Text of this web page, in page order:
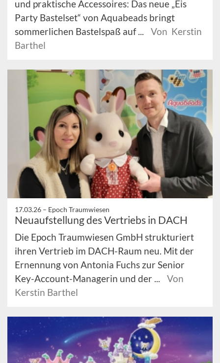
und praktische Accessoires: Das neue „Eis
Party Bastelset“ von Aquabeads bringt
sommerlichen Bastelspaß auf ...
Von Kerstin
Barthel
17.03.26 – Epoch Traumwiesen
Neuaufstellung des Vertriebs in DACH
Die Epoch Traumwiesen GmbH strukturiert
ihren Vertrieb im DACH-Raum neu. Mit der
Ernennung von Antonia Fuchs zur Senior
Key-Account-Managerin und der ...
Von
Kerstin Barthel